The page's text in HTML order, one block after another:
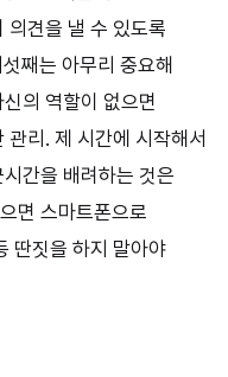
의견을 낼 수 있도록
째는 아무리 중요해
의 역할이 없으면
관리. 제 시간에 시작해서
간을 배려하는 것은
면 스마트폰으로
딴짓을 하지 말아야